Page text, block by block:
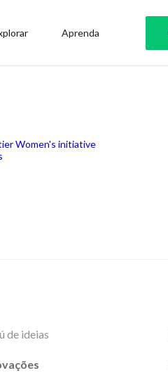
Aprenda
de ideias